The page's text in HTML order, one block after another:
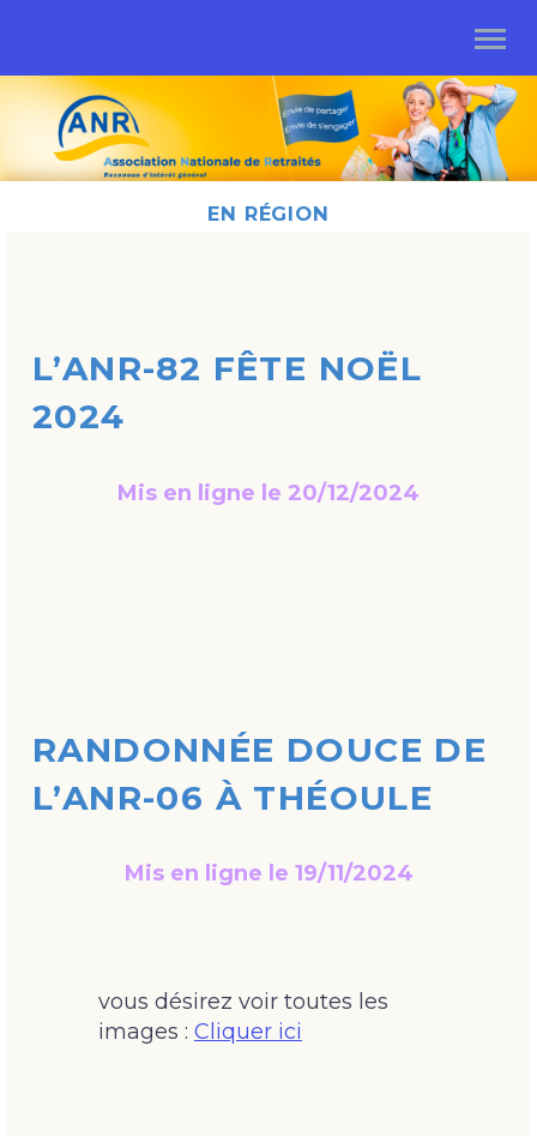
EN RÉGION
L’ANR-82 FÊTE NOËL
2024
Mis en ligne le 20/12/2024
RANDONNÉE DOUCE DE
L’ANR-06 À THÉOULE
Mis en ligne le 19/11/2024
vous désirez voir toutes les
images : Cliquer ici